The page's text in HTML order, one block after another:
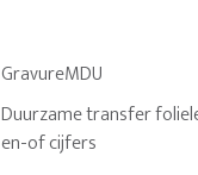
GravureMDU
Duurzame transfer
en-of cijfers